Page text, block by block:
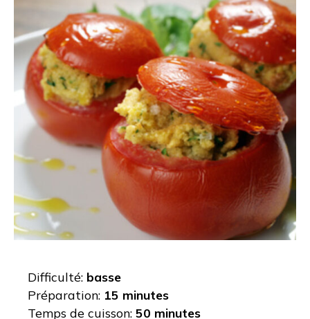
Difficulté: basse
Préparation: 15 minutes
Temps de cuisson: 50 minutes